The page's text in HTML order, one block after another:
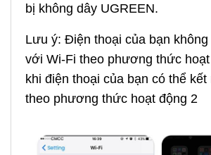
bị không dây UGREEN.
Lưu ý: Điện thoại của bạn không
với Wi-Fi theo phương thức
khi điện thoại của bạn có thể
theo phương thức hoạt động 2